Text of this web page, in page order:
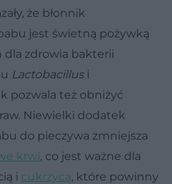
że błonnik
jest świetną pożywką
zdrowia bakterii
Lactobacillusi
pozwala też obniżyć
Niewielki dodatek
do pieczywa zmniejsza
krwi, co jest ważne dla
i cukrzycą, które powinny